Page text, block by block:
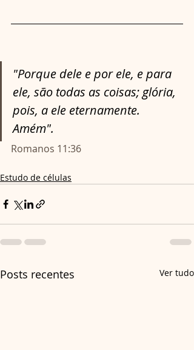
"Porque dele e por ele, e para
ele, são todas as coisas; glória,
pois, a ele eternamente.
Amém".
Romanos 11:36
Estudo de células
Posts recentes Ver tudo